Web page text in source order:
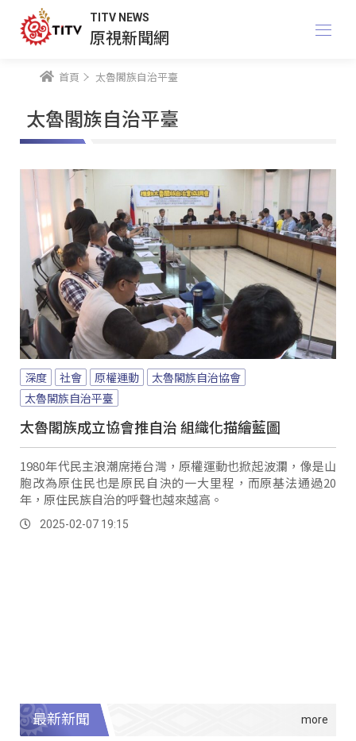
TITV NEWS
原視新聞網
首頁 太魯閣族自治平臺
太魯閣族自治平臺
深度 社會 原權運動
太魯閣族自治協會
太魯閣族自治平臺
太魯閣族成立協會推自治 組織化描繪藍圖
1980年代民主浪潮席捲台灣，原權運動也掀起波瀾，像是山
胞改為原住民也是原民自決的一大里程，而原基法通過20
年，原住民族自治的呼聲也越來越高。
2025-02-07 19:15
最新新聞